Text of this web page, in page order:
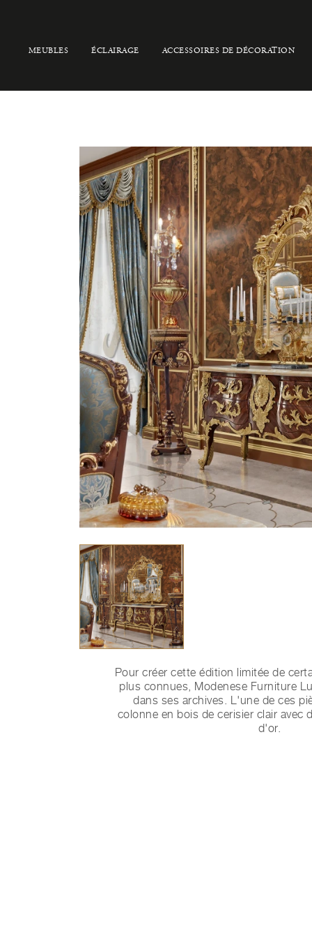
MEUBLES ÉCLAIRAGE ACCESSOIRES DE DÉCORATION
Pour créer cette édition limitée de
plus connues, Modenese Furniture
dans ses archives. L'une de ces
colonne en bois de cerisier clair avec
d'or.